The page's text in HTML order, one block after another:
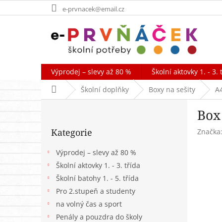
na
e-prvnacek@email.cz
Výprodej – slevy až 80 % Školní aktovky 1. - 3.
Domů Školní doplňky Boxy na sešity
P
kategorie
Kategorie
Výprodej – slevy až 80 %
Školní aktovky 1. - 3. třída
Školní batohy 1. - 5. třída
Pro 2.stupeň a studenty
na volný čas a sport
Penály a pouzdra do školy
Značka: